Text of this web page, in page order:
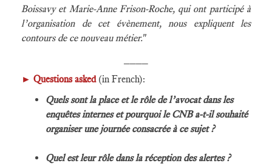
Boissavy et Marie-Anne Frison-Roche, qui ont participé à
l’organisation de cet évènement, nous expliquent les
contours de ce nouveau métier."
► Questions asked (in French):
Quels sont la place et le rôle de l’avocat dans les
enquêtes internes et pourquoi le CNB a-t-il souhaité
organiser une journée consacrée à ce sujet ?
Quel est leur rôle dans la réception des alertes ?